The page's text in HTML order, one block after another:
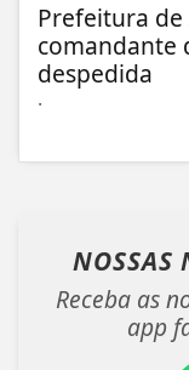
Prefeitura
comandante
despedida
.
NOSSAS
Receba as
app